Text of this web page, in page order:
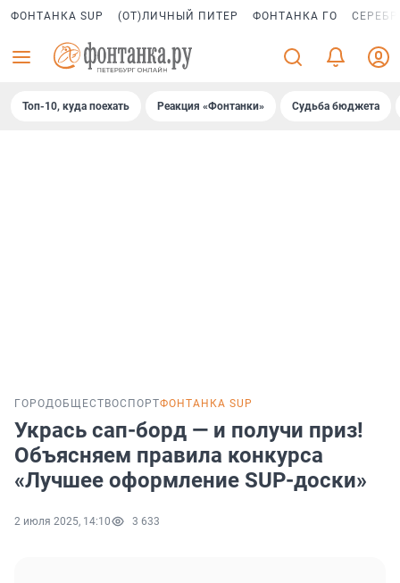
ФОНТАНКА SUP (ОТ)ЛИЧНЫЙ ПИТЕР ФОНТАНКА ГО
Топ-10, куда поехать Реакция «Фонтанки» Судьба бюджета
ГОРОДОБЩЕСТВОСПОРТФОНТАНКА SUP
Укрась сап-борд — и получи приз!
Объясняем правила конкурса
«Лучшее оформление SUP-доски»
2 июля 2025, 14:10 3 633